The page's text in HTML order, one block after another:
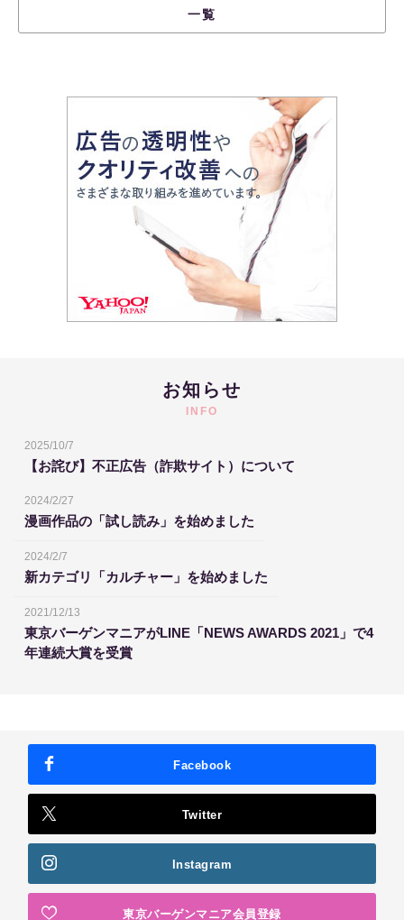
一覧
お知らせ
INFO
2025/10/7
【お詫び】不正広告（詐欺サイト）について
2024/2/27
漫画作品の「試し読み」を始めました
2024/2/7
新カテゴリ「カルチャー」を始めました
2021/12/13
東京バーゲンマニアがLINE「NEWS AWARDS 2021」で4
年連続大賞を受賞
Facebook
Twitter
Instagram
東京バーゲンマニア会員登録